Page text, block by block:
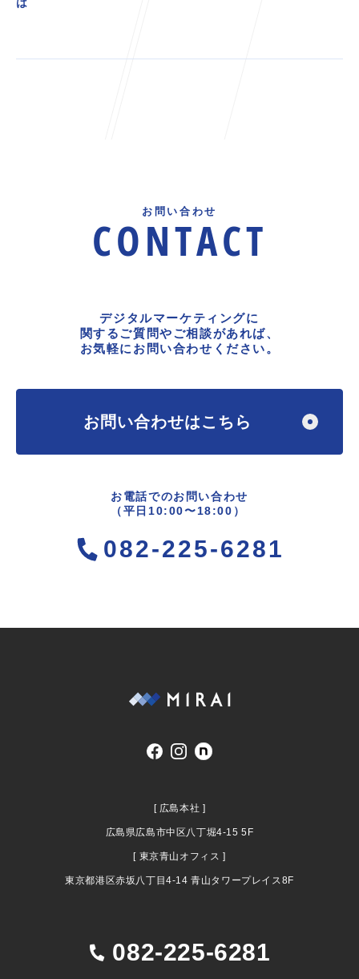
お問い合わせ
CONTACT
デジタルマーケティングに
関するご質問やご相談があれば、
お気軽にお問い合わせください。
お問い合わせはこちら
お電話でのお問い合わせ
（平日10:00〜18:00）
082-225-6281
[ 広島本社 ]
広島県広島市中区八丁堀4-15 5F
[ 東京青山オフィス ]
東京都港区赤坂八丁目4-14 青山タワープレイス8F
082-225-6281